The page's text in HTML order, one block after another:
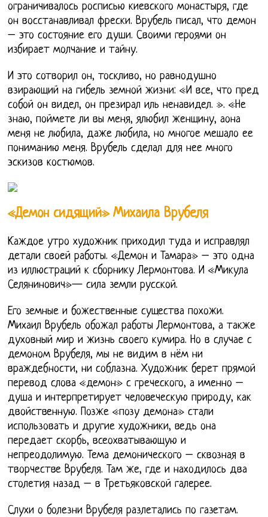
ограничивалось росписью киевского монастыря, где
он восстанавливал фрески. Врубель писал, что демон
– это состояние его души. Своими героями он
избирает молчание и тайну.
И это сотворил он, тоскливо, но равнодушно
взирающий на гибель земной жизни: «И все, что пред
собой он видел, он презирал иль ненавидел. ». «Не
знаю, поймете ли вы меня, ялюбил женщину, аона
меня не любила, даже любила, но многое мешало ее
пониманию меня. Врубель сделал для нее много
эскизов костюмов.
«Демон сидящий» Михаила Врубеля
Каждое утро художник приходил туда и исправлял
детали своей работы. «Демон и Тамара» – это одна
из иллюстраций к сборнику Лермонтова. И «Микула
Селянинович»— сила земли русской.
Его земные и божественные существа похожи.
Михаил Врубель обожал работы Лермонтова, а также
духовный мир и жизнь своего кумира. Но в случае с
демоном Врубеля, мы не видим в нём ни
враждебности, ни соблазна. Художник берет прямой
перевод слова «демон» с греческого, а именно –
душа и интерпретирует человеческую природу, как
двойственную. Позже «позу демона» стали
использовать и другие художники, ведь она
передает скорбь, всеохватывающую и
непреодолимую. Тема демонического – сквозная в
творчестве Врубеля. Там же, где и находилось два
столетия назад – в Третьяковской галерее.
Слухи о болезни Врубеля разлетались по газетам.